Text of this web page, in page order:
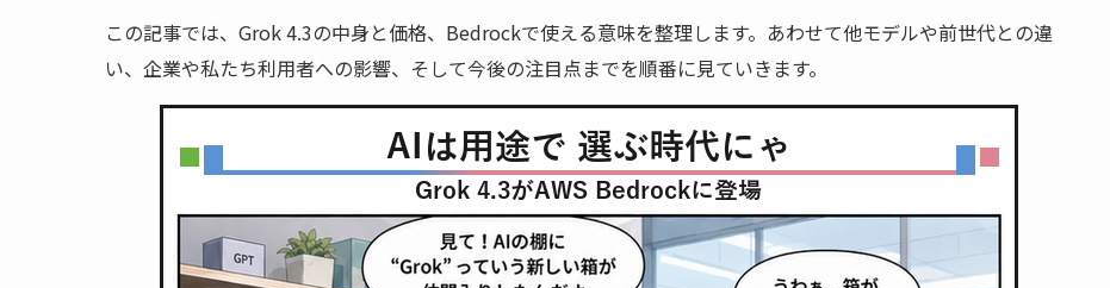
この記事では、Grok 4.3の中身と価格、Bedrockで使える意味を整理します。あわせて他モデルや前世代との違
い、企業や私たち利用者への影響、そして今後の注目点までを順番に見ていきます。